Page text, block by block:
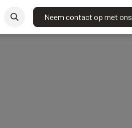
Neem contact op met ons